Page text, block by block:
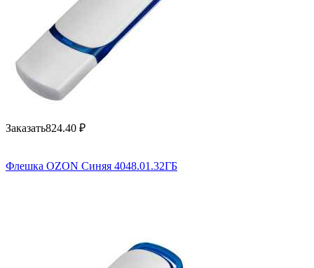
Заказать824.40 ₽
Флешка OZON Синяя 4048.01.32ГБ